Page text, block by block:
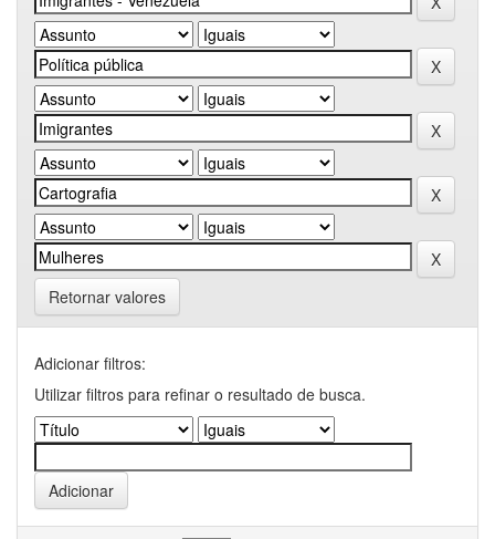
Retornar valores
Adicionar filtros:
Utilizar filtros para refinar o resultado de busca.